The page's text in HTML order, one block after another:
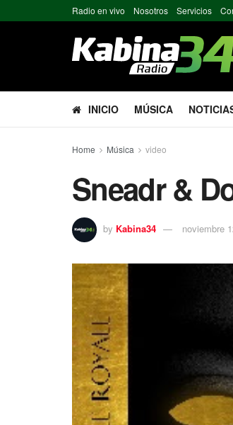
Radio en vivo Nosotros Servicios
INICIO MÚSICA
Home Música video
Sneadr &
by Kabina34 noviembre